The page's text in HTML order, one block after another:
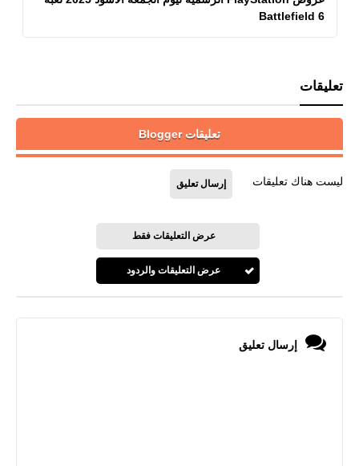
Battlefield 6
تعليقات
تعليقات Blogger
ليست هناك تعليقات إرسال تعليق
عرض التعليقات فقط
عرض التعليقات والردود
إرسال تعليق